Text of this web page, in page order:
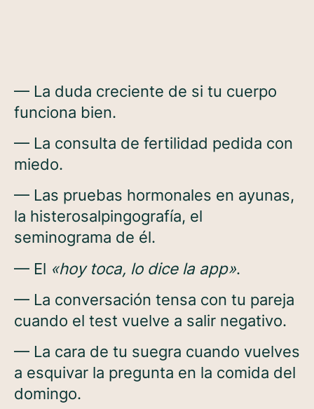
— La duda creciente de si tu cuerpo
funciona bien.
— La consulta de fertilidad pedida con
miedo.
— Las pruebas hormonales en ayunas,
la histerosalpingografía, el
seminograma de él.
— El «hoy toca, lo dice la app».
— La conversación tensa con tu pareja
cuando el test vuelve a salir negativo.
— La cara de tu suegra cuando vuelves
a esquivar la pregunta en la comida del
domingo.